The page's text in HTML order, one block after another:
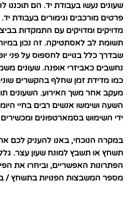
שעונים נעשו בעבודת יד. הם תוכננו
פרטים מורכבים וגימורים בעבודת
מדויקים ומדויקים עם התמקדות
תשומת לב לאסתטיקה. זה נכון
שבדרך כלל בנויים לחספוס על פני
נחשבים כאביזרי אופנה. שעונים
כמו מדידת זמן שחלף בהקשרים
מעקב אחר משך האירוע. השעונים
השעה ושימשו אנשים רבים בחיי
ידי השימוש בסמארטפונים ומכשירים
במקרה הנוכחי, באנו להעניק לכם
תשחץ או תשבץ למונח שעון עצר.
הפתרונות האפשריים, וביחרו את
מספר המשבצות הפנויות בתשחץ /